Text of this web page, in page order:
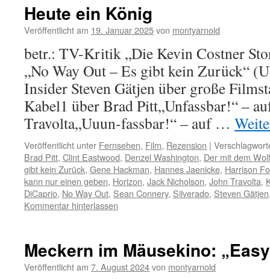
Heute ein König
Veröffentlicht am 19. Januar 2025von montyarnold
betr.: TV-Kritik „Die Kevin Costner
„No Way Out – Es gibt kein Zurück“
Insider Steven Gätjen über große
Kabel1 über Brad Pitt„Unfassbar!“ –
Travolta„Uuun-fassbar!“ – auf …
Veröffentlicht unter Fernsehen, Film, Rezension |
Brad Pitt, Clint Eastwood, Denzel Washington, Der mit dem
gibt kein Zurück, Gene Hackman, Hannes Jaenicke, Harrison
kann nur einen geben, Horizon, Jack Nicholson, John Travolta,
DiCaprio, No Way Out, Sean Connery, Silverado, Steven Gätjen
Kommentar hinterlassen
Meckern im Mäusekino:
Veröffentlicht am 7. August 2024von montyarnold